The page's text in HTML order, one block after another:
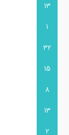
13
1
32
15
8
13
2